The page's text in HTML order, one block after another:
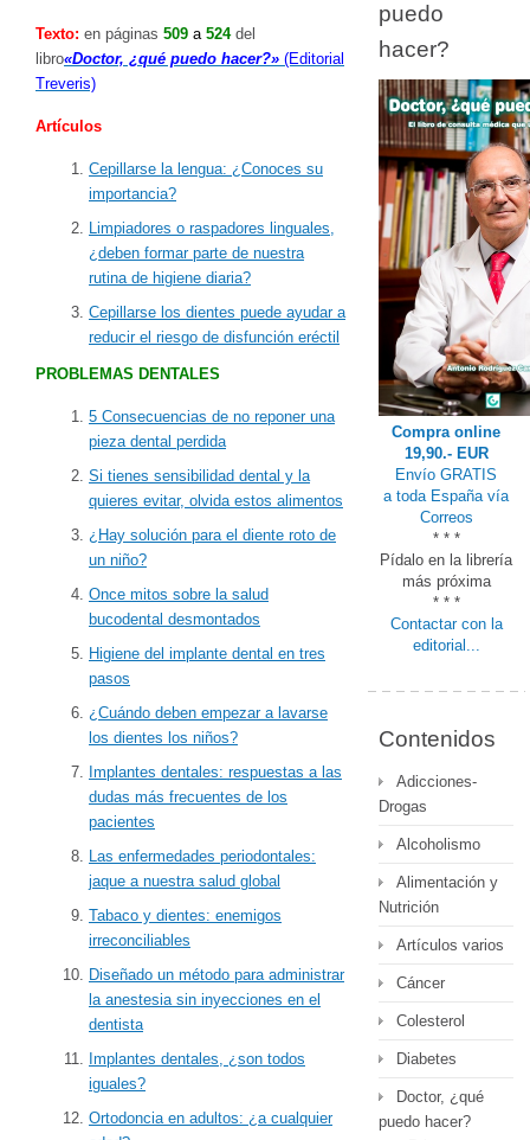
Texto: en páginas 509 a 524 del
libro«Doctor, ¿qué puedo hacer?» (Editorial
Treveris)
Artículos
Cepillarse la lengua: ¿Conoces su
importancia?
Limpiadores o raspadores linguales,
¿deben formar parte de nuestra
rutina de higiene diaria?
Cepillarse los dientes puede ayudar a
reducir el riesgo de disfunción eréctil
PROBLEMAS DENTALES
5 Consecuencias de no reponer una
pieza dental perdida
Si tienes sensibilidad dental y la
quieres evitar, olvida estos alimentos
¿Hay solución para el diente roto de
un niño?
Once mitos sobre la salud
bucodental desmontados
Higiene del implante dental en tres
pasos
¿Cuándo deben empezar a lavarse
los dientes los niños?
Implantes dentales: respuestas a las
dudas más frecuentes de los
pacientes
Las enfermedades periodontales:
jaque a nuestra salud global
Tabaco y dientes: enemigos
irreconciliables
Diseñado un método para administrar
la anestesia sin inyecciones en el
dentista
Implantes dentales, ¿son todos
iguales?
Ortodoncia en adultos: ¿a cualquier
puedo
hacer?
Compra online
19,90.- EUR
Envío GRATIS
a toda España vía
Correos
* * *
Pídalo en la librería
más próxima
* * *
Contactar con la
editorial...
Contenidos
Adicciones-
Drogas
Alcoholismo
Alimentación y
Nutrición
Artículos varios
Cáncer
Colesterol
Diabetes
Doctor, ¿qué
puedo hacer?